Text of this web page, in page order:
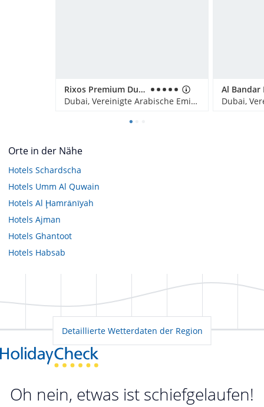
Rixos Premium Dubai JBR
Dubai, Vereinigte Arabische Emirate
Orte in der Nähe
Hotels Schardscha
Hotels Umm Al Quwain
Hotels Al Ḩamrānīyah
Hotels Ajman
Hotels Ghantoot
Hotels Habsab
Detaillierte Wetterdaten der Region
Oh nein, etwas ist schiefgelaufen!